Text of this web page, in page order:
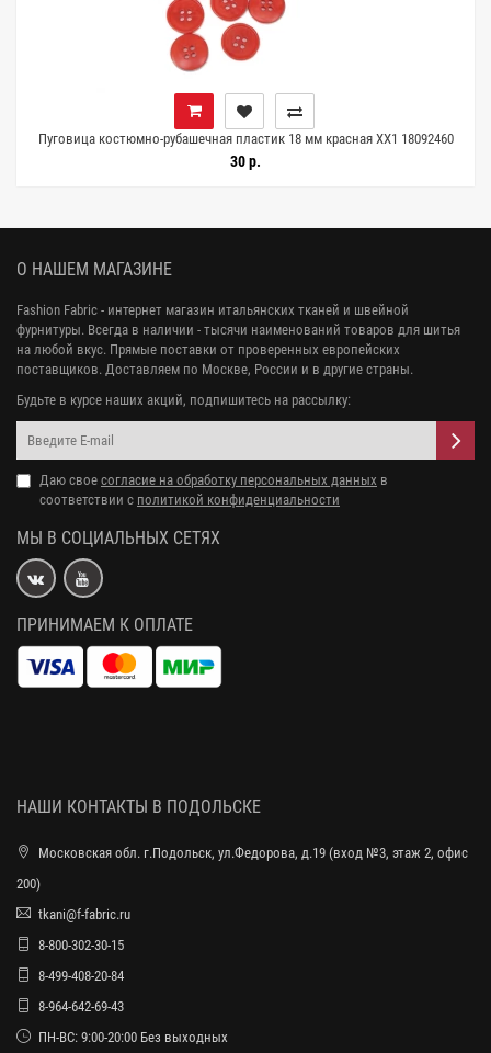
Пуговица костюмно-рубашечная пластик 18 мм красная XX1 18092460
30 р.
О НАШЕМ МАГАЗИНЕ
Fashion Fabric - интернет магазин итальянских тканей и швейной
фурнитуры. Всегда в наличии - тысячи наименований товаров для шитья
на любой вкус. Прямые поставки от проверенных европейских
поставщиков. Доставляем по Москве, России и в другие страны.
Будьте в курсе наших акций, подпишитесь на рассылку:
Даю свое согласие на обработку персональных данных в
соответствии с политикой конфиденциальности
МЫ В СОЦИАЛЬНЫХ СЕТЯХ
ПРИНИМАЕМ К ОПЛАТЕ
НАШИ КОНТАКТЫ В ПОДОЛЬСКЕ
Московская обл. г.Подольск, ул.Федорова, д.19 (вход №3, этаж 2, офис
200)
tkani@f-fabric.ru
8-800-302-30-15
8-499-408-20-84
8-964-642-69-43
ПН-ВС: 9:00-20:00 Без выходных